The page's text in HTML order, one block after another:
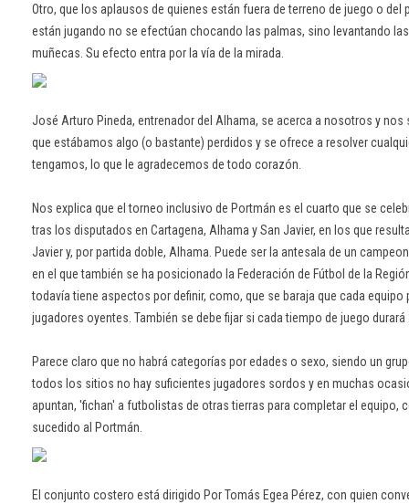
Otro, que los aplausos de quienes están fuera de terreno de juego o del
están jugando no se efectúan chocando las palmas, sino levantando
muñecas. Su efecto entra por la vía de la mirada.
José Arturo Pineda, entrenador del Alhama, se acerca a nosotros y nos
que estábamos algo (o bastante) perdidos y se ofrece a resolver
tengamos, lo que le agradecemos de todo corazón.
Nos explica que el torneo inclusivo de Portmán es el cuarto que se
tras los disputados en Cartagena, Alhama y San Javier, en los que
Javier y, por partida doble, Alhama. Puede ser la antesala de un
en el que también se ha posicionado la Federación de Fútbol de la
todavía tiene aspectos por definir, como, que se baraja que cada equipo
jugadores oyentes. También se debe fijar si cada tiempo de juego
Parece claro que no habrá categorías por edades o sexo, siendo un
todos los sitios no hay suficientes jugadores sordos y en muchas
apuntan, 'fichan' a futbolistas de otras tierras para completar el equipo,
sucedido al Portmán.
El conjunto costero está dirigido Por Tomás Egea Pérez, con quien